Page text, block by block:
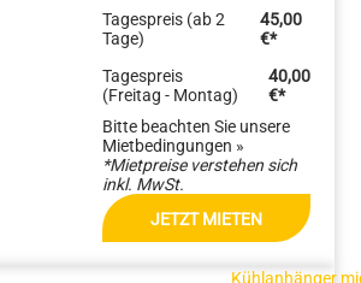
Tagespreis (ab 2
Tage)
45,00
€*
Tagespreis
(Freitag - Montag)
40,00
€*
Bitte beachten Sie unsere
Mietbedingungen »
*Mietpreise verstehen sich
inkl. MwSt.
JETZT MIETEN